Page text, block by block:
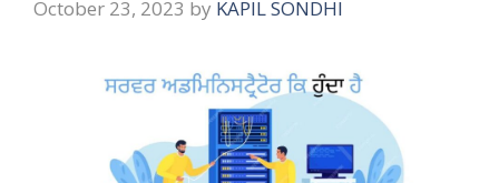
October 23, 2023 by KAPIL SONDHI